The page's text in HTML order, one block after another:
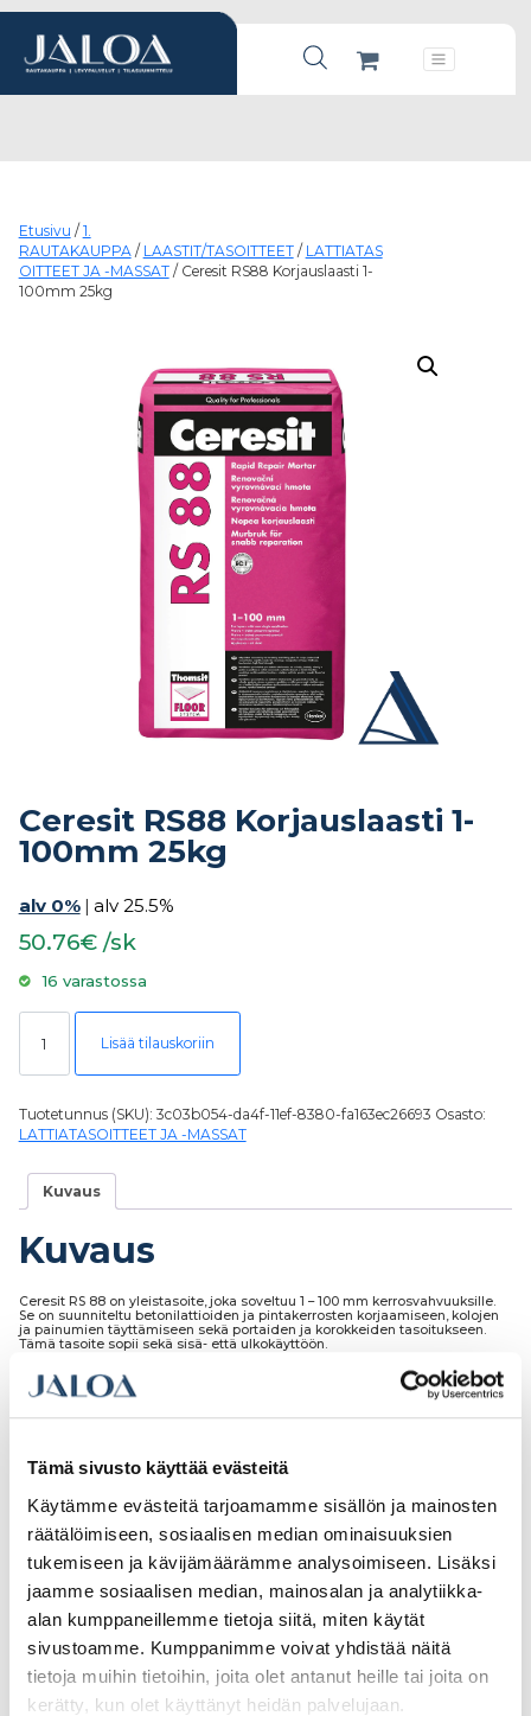
Tämä sivusto käyttää evästeitä
Käytämme evästeitä tarjoamamme sisällön ja mainosten
räätälöimiseen, sosiaalisen median ominaisuuksien
tukemiseen ja kävijämäärämme analysoimiseen. Lisäksi
jaamme sosiaalisen median, mainosalan ja analytiikka-
alan kumppaneillemme tietoja siitä, miten käytät
sivustoamme. Kumppanimme voivat yhdistää näitä
tietoja muihin tietoihin, joita olet antanut heille tai joita on
kerätty, kun olet käyttänyt heidän palvelujaan.
Products search
Päävalikko
Etusivu / 1.
RAUTAKAUPPA/ LAASTIT/TASOITTEET/ LATTIATAS
OITTEET JA -MASSAT/ Ceresit RS88 Korjauslaasti 1-
100mm 25kg
Ceresit RS88 Korjauslaasti 1-
100mm 25kg
alv 0% | alv 25.5%
50.76€ /sk
16 varastossa
Ceresit RS88 Korjauslaasti 1-100mm 25kg määrä
Lisää tilauskoriin
Tuotetunnus (SKU): 3c03b054-da4f-11ef-8380-fa163ec26693 Osasto:
LATTIATASOITTEET JA -MASSAT
Kuvaus
Kuvaus
Ceresit RS 88 on yleistasoite, joka soveltuu 1 – 100 mm kerrosvahvuuksille.
Se on suunniteltu betonilattioiden ja pintakerrosten korjaamiseen, kolojen
ja painumien täyttämiseen sekä portaiden ja korokkeiden tasoitukseen.
Tämä tasoite sopii sekä sisä- että ulkokäyttöön.
Tutustu myös